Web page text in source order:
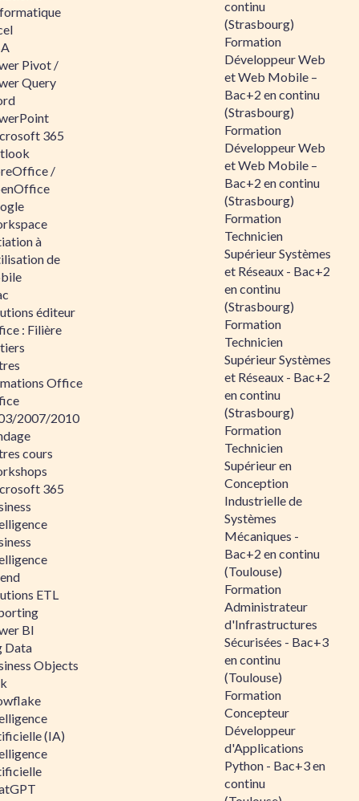
Pivot /
Query
365
/
à
de
éditeur
: Filière
Office
2007/2010
cours
365
ETL
BI
Data
Objects
(IA)
continu
(Strasbourg)
Formation
Développeur Web
et Web Mobile –
Bac+2 en continu
(Strasbourg)
Formation
Développeur Web
et Web Mobile –
Bac+2 en continu
(Strasbourg)
Formation
Technicien
Supérieur Systèmes
et Réseaux - Bac+2
en continu
(Strasbourg)
Formation
Technicien
Supérieur Systèmes
et Réseaux - Bac+2
en continu
(Strasbourg)
Formation
Technicien
Supérieur en
Conception
Industrielle de
Systèmes
Mécaniques -
Bac+2 en continu
(Toulouse)
Formation
Administrateur
d'Infrastructures
Sécurisées - Bac+3
en continu
(Toulouse)
Formation
Concepteur
Développeur
d'Applications
Python - Bac+3 en
continu